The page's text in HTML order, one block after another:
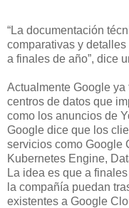
“La documentación
comparativas y
a finales de año”, dice
Actualmente Google
centros de datos que
como los anuncios de
Google dice que los
servicios como Google
Kubernetes Engine,
La idea es que a
la compañía puedan
existentes a Google